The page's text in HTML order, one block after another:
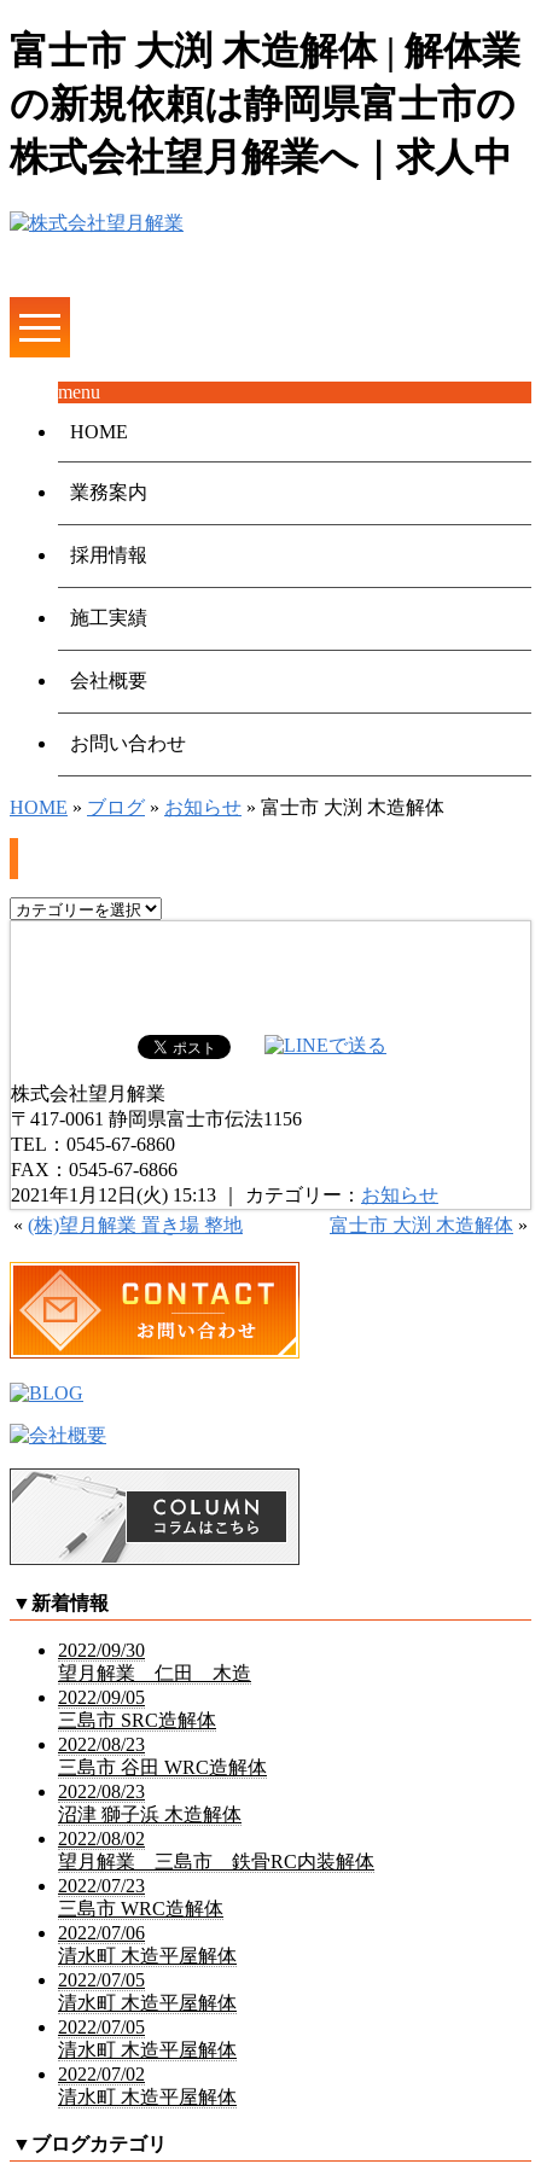
富士市 大渕 木造解体 | 解体業
の新規依頼は静岡県富士市の
株式会社望月解業へ｜求人中
menu
HOME
業務案内
採用情報
施工実績
会社概要
お問い合わせ
HOME » ブログ » お知らせ » 富士市 大渕 木造解体
株式会社望月解業
〒417-0061 静岡県富士市伝法1156
TEL：0545-67-6860
FAX：0545-67-6866
2021年1月12日(火) 15:13 ｜ カテゴリー： お知らせ
« (株)望月解業 置き場 整地 富士市 大渕 木造解体 »
▼ 新着情報
2022/09/30
望月解業 仁田 木造
2022/09/05
三島市 SRC造解体
2022/08/23
三島市 谷田 WRC造解体
2022/08/23
沼津 獅子浜 木造解体
2022/08/02
望月解業 三島市 鉄骨RC内装解体
2022/07/23
三島市 WRC造解体
2022/07/06
清水町 木造平屋解体
2022/07/05
清水町 木造平屋解体
2022/07/05
清水町 木造平屋解体
2022/07/02
清水町 木造平屋解体
▼ ブログカテゴリ